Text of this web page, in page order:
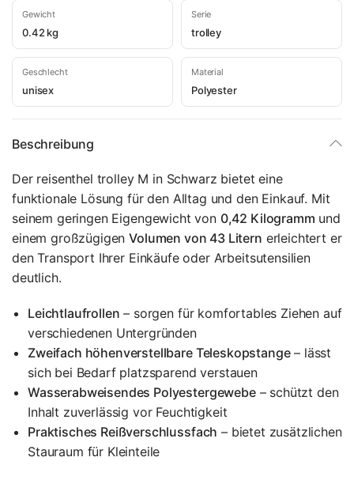
Gewicht
0.42 kg
Serie
trolley
Geschlecht
unisex
Material
Polyester
Beschreibung
Der reisenthel trolley M in Schwarz bietet eine
funktionale Lösung für den Alltag und den Einkauf. Mit
seinem geringen Eigengewicht von 0,42 Kilogramm und
einem großzügigenVolumen von 43 Litern erleichtert er
den Transport Ihrer Einkäufe oder Arbeitsutensilien
deutlich.
Leichtlaufrollen – sorgen für komfortables Ziehen auf
verschiedenen Untergründen
Zweifach höhenverstellbare Teleskopstange– lässt
sich bei Bedarf platzsparend verstauen
Wasserabweisendes Polyestergewebe– schützt den
Inhalt zuverlässig vor Feuchtigkeit
Praktisches Reißverschlussfach – bietet zusätzlichen
Stauraum für Kleinteile